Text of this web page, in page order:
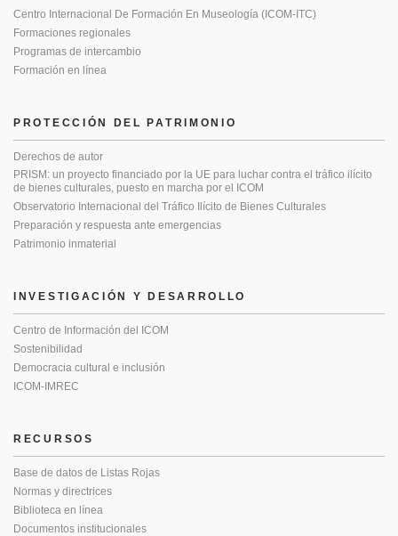
PROTECCIÓN DEL PATRIMONIO
Derechos de autor
PRISM: un proyecto financiado por la UE para luchar contra el tráfico ilícito
de bienes culturales, puesto en marcha por el ICOM
Observatorio Internacional del Tráfico Ilícito de Bienes Culturales
Preparación y respuesta ante emergencias
Patrimonio inmaterial
Centro Internacional De Formación En Museología (ICOM-ITC)
Formaciones regionales
Programas de intercambio
Formación en línea
INVESTIGACIÓN Y DESARROLLO
Centro de Información del ICOM
Sostenibilidad
Democracia cultural e inclusión
ICOM-IMREC
RECURSOS
Base de datos de Listas Rojas
Normas y directrices
Biblioteca en línea
Documentos institucionales